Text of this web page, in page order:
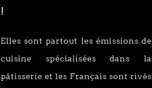
!
Elles sont partout les émissions de
cuisine spécialisées dans la
pâtisserie et les Français sont rivés